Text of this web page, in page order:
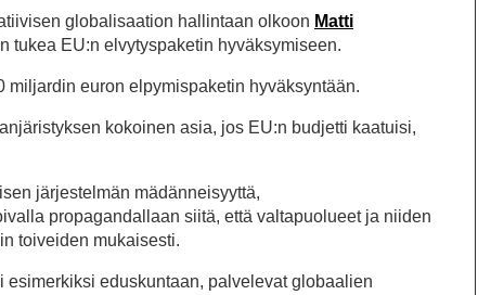
globalisaation hallintaan olkoon Matti
tukea EU:n elvytyspaketin hyväksymiseen.
euron elpymispaketin hyväksyntään.
kokoinen asia, jos EU:n budjetti kaatuisi,
järjestelmän mädänneisyyttä,
propagandallaan siitä, että valtapuolueet ja niiden
toiveiden mukaisesti.
eduskuntaan, palvelevat globaalien